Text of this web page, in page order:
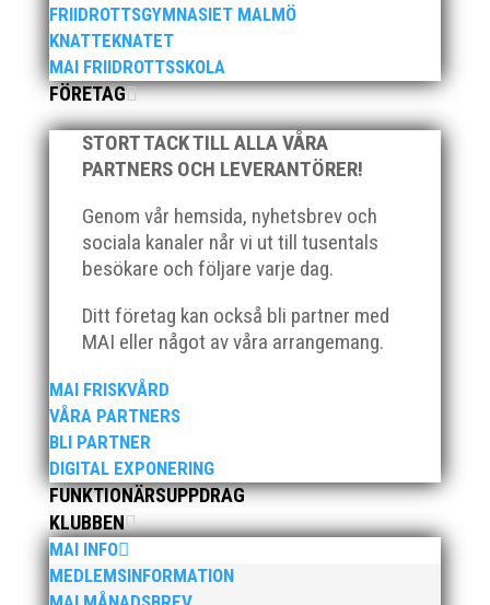
FRIIDROTTSGYMNASIET MALMÖ
KNATTEKNATET
MAI FRIIDROTTSSKOLA
FÖRETAG
STORT TACK TILL ALLA VÅRA
PARTNERS OCH LEVERANTÖRER!
Genom vår hemsida, nyhetsbrev och
sociala kanaler når vi ut till tusentals
besökare och följare varje dag.
Ditt företag kan också bli partner med
MAI eller något av våra arrangemang.
MAI FRISKVÅRD
VÅRA PARTNERS
BLI PARTNER
DIGITAL EXPONERING
FUNKTIONÄRSUPPDRAG
KLUBBEN
MAI INFO
MEDLEMSINFORMATION
priset ”Årets pulshöjare”, och bland annat fanns
ordförande Fredrik Wennolf på plats för att ta emot
hyllningarna. –...
Som traditionen bjuder så var vi ett helt gäng löpare
från MAI RUNNERS som sprang det mysiga
Sylvesterloppet på självaste nyårsafton. Formen är
enkel, ett eller två varv runt Pildammsparken (2,7 km
respektive 5,4 kilometer), med tidtagning på de fem
främsta i varje...
Klubbchef – Malmö Allmänna Idrottsförening (MAI)
Vill du vara med och skapa glädje, gemenskap och
utveckling i en av Sveriges största